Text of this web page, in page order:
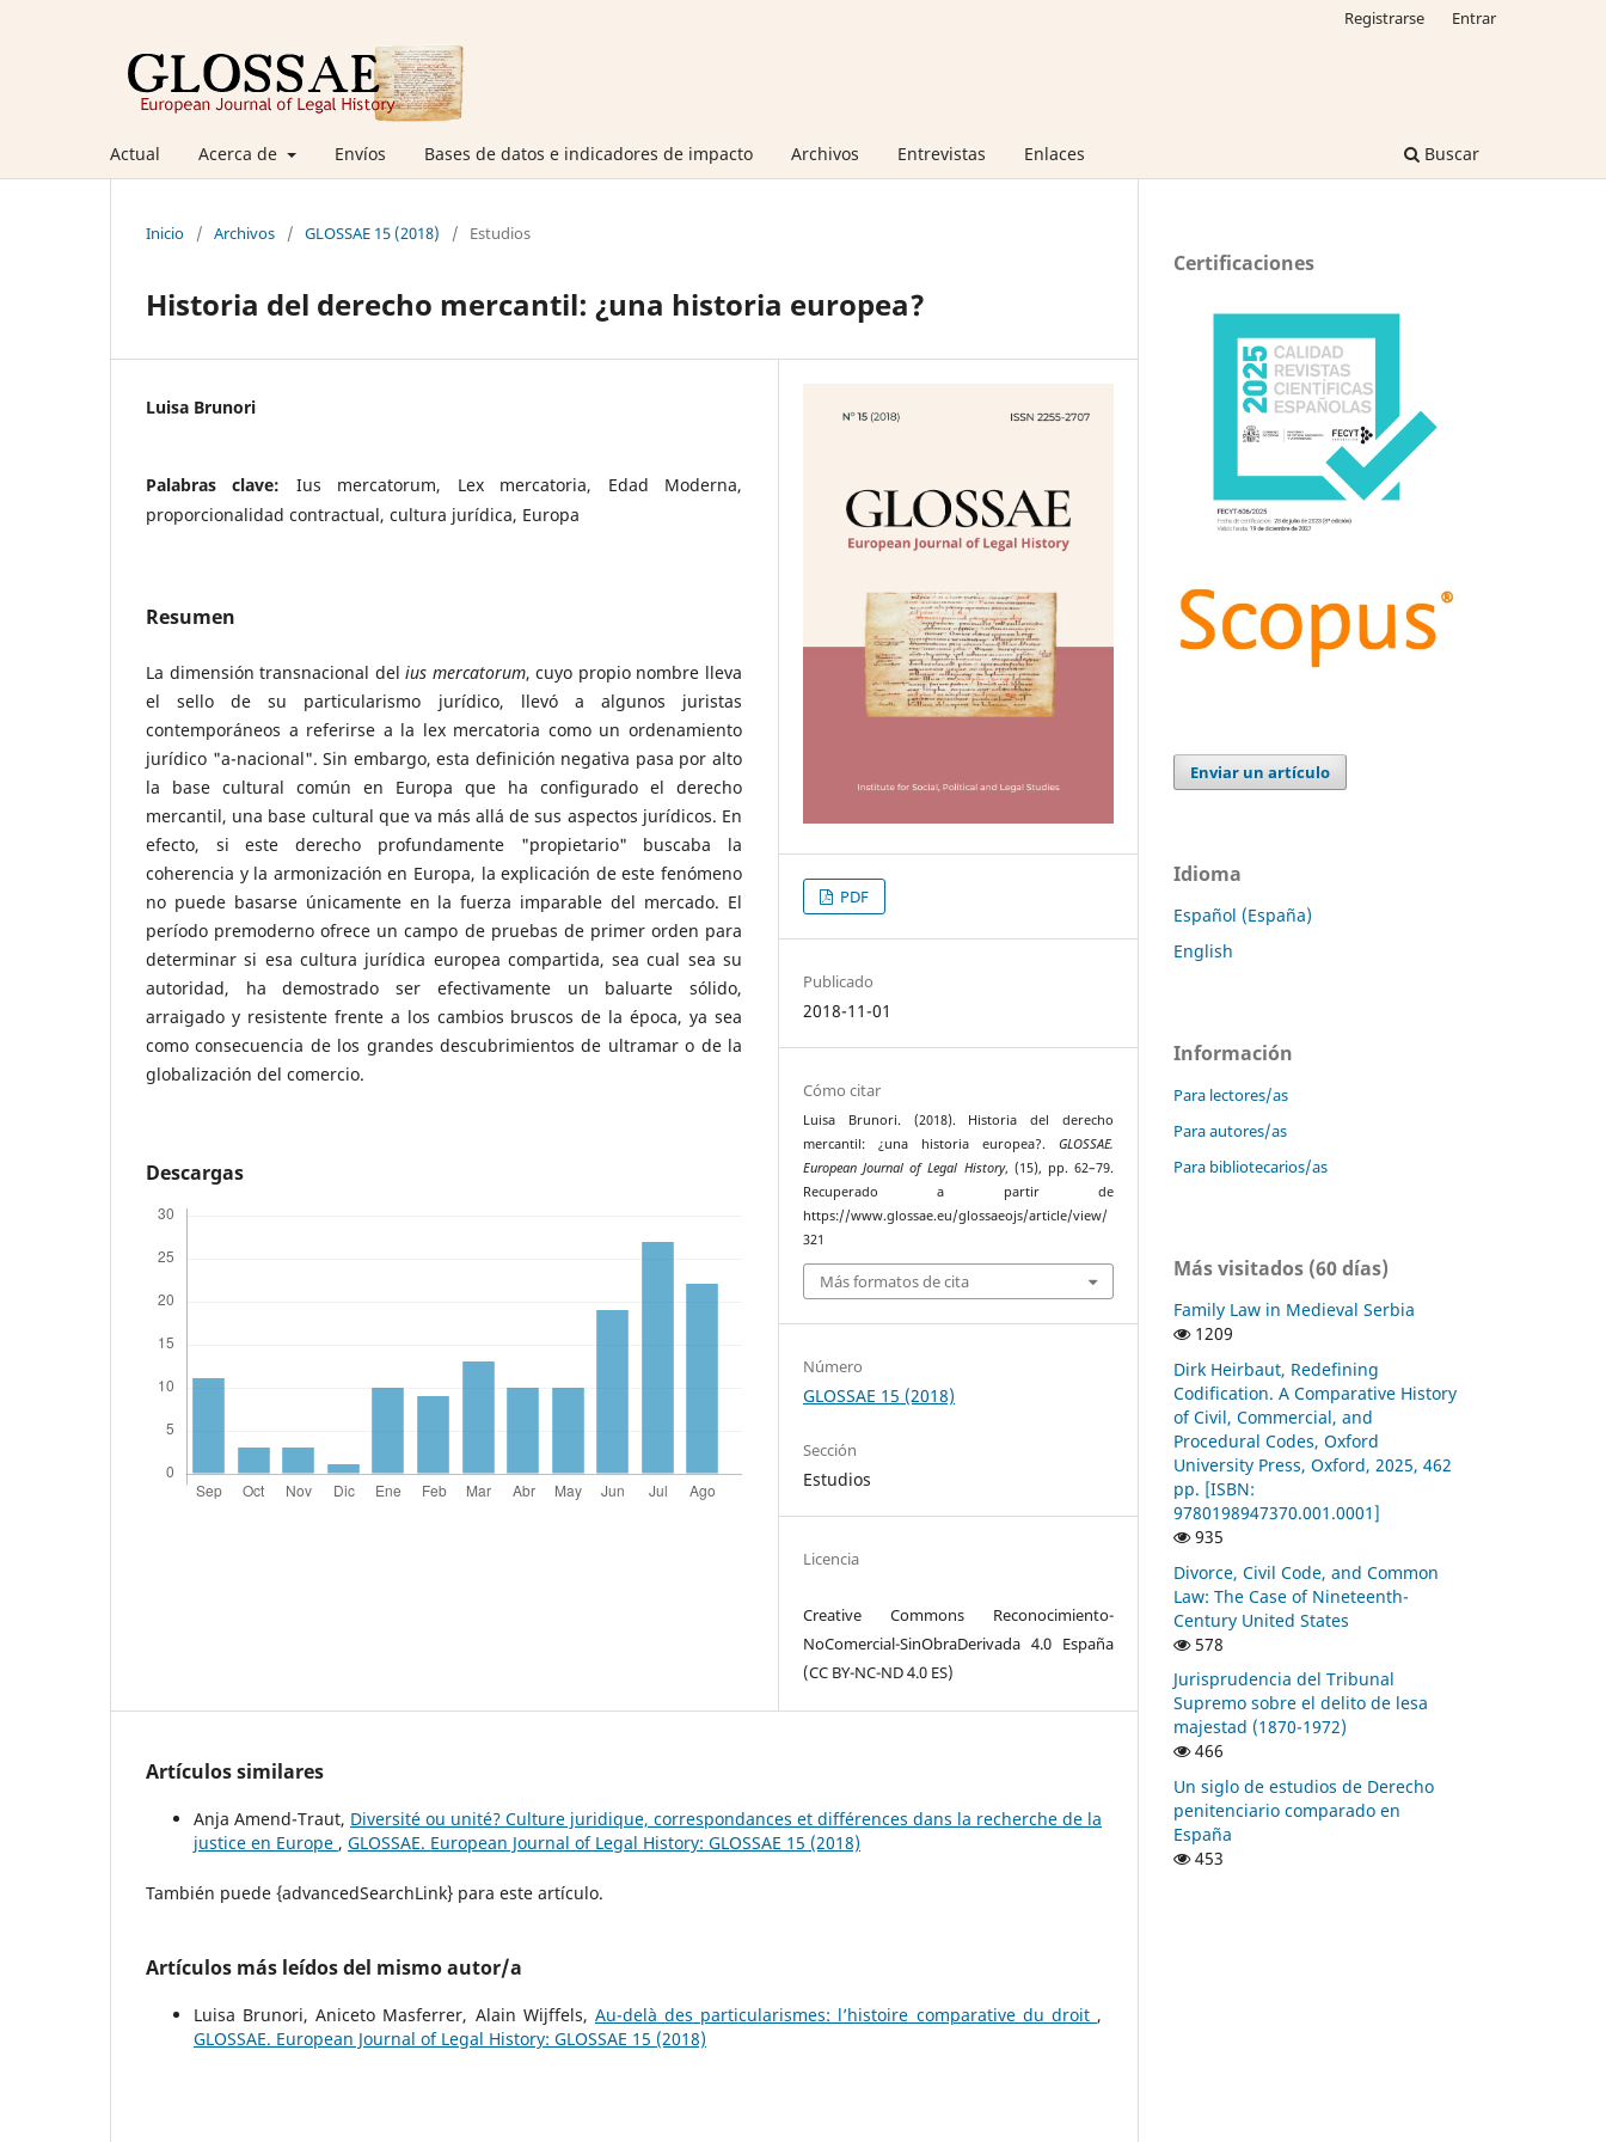
Actual Acerca de Envíos Bases de datos e indicadores de impacto Archivos Entrevistas Enlaces Buscar
Registrarse Entrar
Inicio / Archivos / GLOSSAE 15 (2018) / Estudios
Historia del derecho mercantil: ¿una historia europea?
Luisa Brunori
Palabras clave: Ius mercatorum, Lex mercatoria, Edad Moderna,
proporcionalidad contractual, cultura jurídica, Europa
Resumen
La dimensión transnacional delius mercatorum, cuyo propio nombre lleva
el sello de su particularismo jurídico, llevó a algunos juristas
contemporáneos a referirse a la lex mercatoria como un ordenamiento
jurídico "a-nacional". Sin embargo, esta definición negativa pasa por alto
la base cultural común en Europa que ha configurado el derecho
mercantil, una base cultural que va más allá de sus aspectos jurídicos. En
efecto, si este derecho profundamente "propietario" buscaba la
coherencia y la armonización en Europa, la explicación de este fenómeno
no puede basarse únicamente en la fuerza imparable del mercado. El
período premoderno ofrece un campo de pruebas de primer orden para
determinar si esa cultura jurídica europea compartida, sea cual sea su
autoridad, ha demostrado ser efectivamente un baluarte sólido,
arraigado y resistente frente a los cambios bruscos de la época, ya sea
como consecuencia de los grandes descubrimientos de ultramar o de la
globalización del comercio.
Descargas
PDF
Publicado
2018-11-01
Cómo citar
Luisa Brunori. (2018). Historia del derecho
mercantil: ¿una historia europea?. GLOSSAE.
European Journal of Legal History, (15), pp. 62–79.
Recuperado a partir de
https://www.glossae.eu/glossaeojs/article/view/
321
Más formatos de cita
Número
GLOSSAE 15 (2018)
Sección
Estudios
Licencia
Creative Commons Reconocimiento-
NoComercial-SinObraDerivada 4.0 España
(CC BY-NC-ND 4.0 ES)
Artículos similares
Anja Amend-Traut, Diversité ou unité? Culture juridique, correspondances et différences dans la recherche de la
justice en Europe , GLOSSAE. European Journal of Legal History: GLOSSAE 15 (2018)
También puede {advancedSearchLink} para este artículo.
Artículos más leídos del mismo autor/a
Luisa Brunori, Aniceto Masferrer, Alain Wijffels, Au-delà des particularismes: l’histoire comparative du droit ,
GLOSSAE. European Journal of Legal History: GLOSSAE 15 (2018)
Certificaciones
Enviar un artículo
Idioma
Español (España)
English
Información
Para lectores/as
Para autores/as
Para bibliotecarios/as
Más visitados (60 días)
Family Law in Medieval Serbia
1209
Dirk Heirbaut, Redefining
Codification. A Comparative History
of Civil, Commercial, and
Procedural Codes, Oxford
University Press, Oxford, 2025, 462
pp. [ISBN:
9780198947370.001.0001]
935
Divorce, Civil Code, and Common
Law: The Case of Nineteenth-
Century United States
578
Jurisprudencia del Tribunal
Supremo sobre el delito de lesa
majestad (1870-1972)
466
Un siglo de estudios de Derecho
penitenciario comparado en
España
453